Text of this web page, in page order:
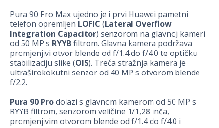
Pura 90 Pro Max ujedno je i prvi Huawei pametni
telefon opremljen LOFIC (Lateral Overflow
Integration Capacitor) senzorom na glavnoj kameri
od 50 MP s RYYBfiltrom. Glavna kamera podržava
promjenjivi otvor blende od f/1.4 do f/4.0 te optičku
stabilizaciju slike (OIS). Treća stražnja kamera je
ultraširokokutni senzor od 40 MP s otvorom blende
f/2.2.
Pura 90 Prodolazi s glavnom kamerom od 50 MP s
RYYB filtrom, senzorom veličine 1/1,28 inča,
promjenjivim otvorom blende od f/1.4 do f/4.0 i